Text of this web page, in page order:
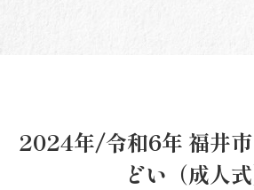
2024年/令和6年 福井
どい（成人式